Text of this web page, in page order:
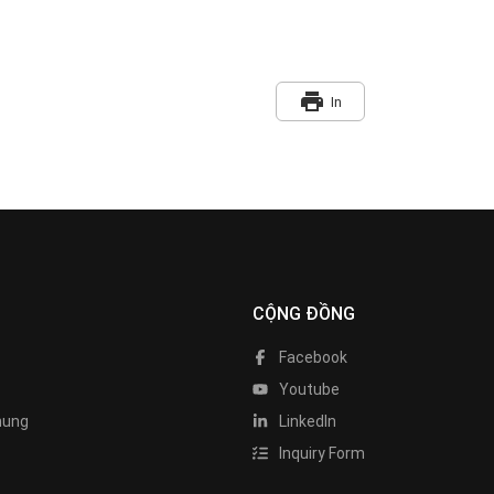
print In
CỘNG ĐỒNG
Facebook
Youtube
LinkedIn
Inquiry Form